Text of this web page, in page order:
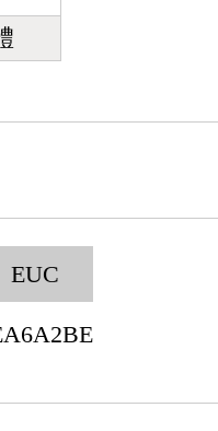
EUC